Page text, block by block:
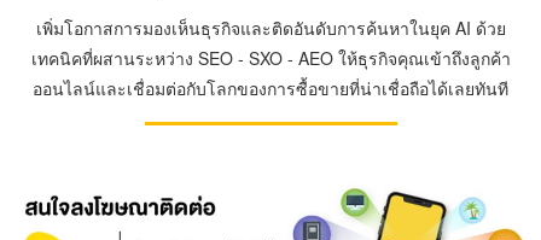
เพิ่มโอกาสการมองเห็นธุรกิจและติดอันดับการค้นหาในยุค AI ด้วย
เทคนิคที่ผสานระหว่าง SEO - SXO - AEO ให้ธุรกิจคุณเข้าถึงลูกค้า
ออนไลน์และเชื่อมต่อกับโลกของการซื้อขายที่น่าเชื่อถือได้เลยทันที